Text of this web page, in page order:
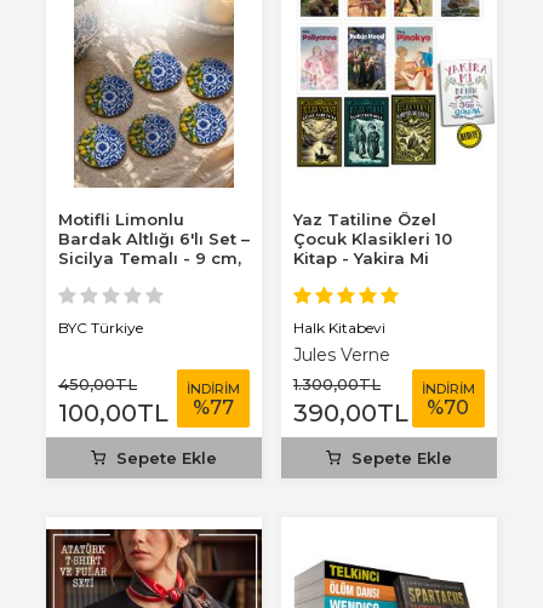
Motifli Limonlu
Bardak Altlığı 6'lı Set –
Sicilya Temalı - 9 cm,
BYC Türkiye
450,00TL
100,00TL
İNDİRİM
%77
Sepete Ekle
Yaz Tatiline Özel
Çocuk Klasikleri 10
Kitap - Yakira Mi
Halk Kitabevi
Jules Verne
1.300,00TL
390,00TL
İNDİRİM
%70
Sepete Ekle